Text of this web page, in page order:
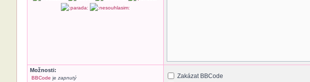
Možnosti:
BBCode je zapnutý
Zakázat BBCode